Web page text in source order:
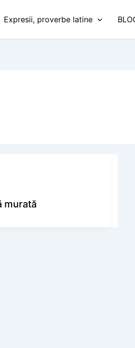
Expresii, proverbe latine
murată